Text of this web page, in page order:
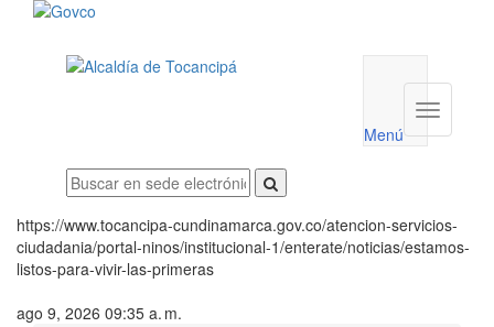
utilidades
Menú
Menú
https://www.tocancipa-cundinamarca.gov.co/atencion-servicios-
ciudadania/portal-ninos/institucional-1/enterate/noticias/estamos-
listos-para-vivir-las-primeras
ago 9, 2026 09:35 a. m.